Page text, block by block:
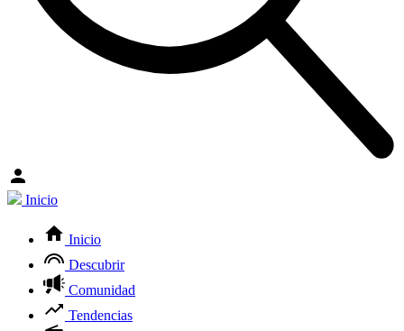
Inicio
Inicio
Descubrir
Comunidad
Tendencias